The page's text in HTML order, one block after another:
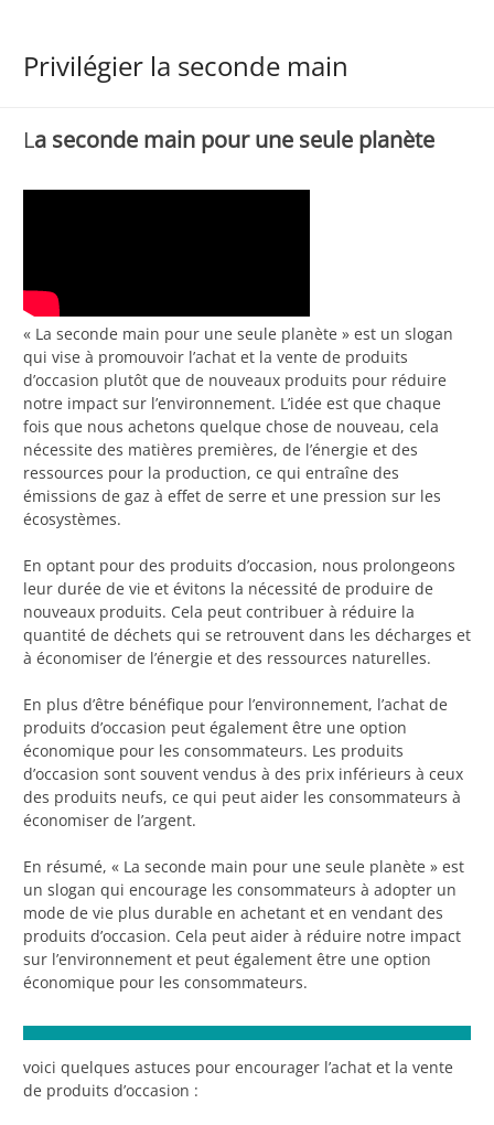
Privilégier la seconde main
La seconde main pour une seule planète
« La seconde main pour une seule planète » est un slogan
qui vise à promouvoir l’achat et la vente de produits
d’occasion plutôt que de nouveaux produits pour réduire
notre impact sur l’environnement. L’idée est que chaque
fois que nous achetons quelque chose de nouveau, cela
nécessite des matières premières, de l’énergie et des
ressources pour la production, ce qui entraîne des
émissions de gaz à effet de serre et une pression sur les
écosystèmes.
En optant pour des produits d’occasion, nous prolongeons
leur durée de vie et évitons la nécessité de produire de
nouveaux produits. Cela peut contribuer à réduire la
quantité de déchets qui se retrouvent dans les décharges et
à économiser de l’énergie et des ressources naturelles.
En plus d’être bénéfique pour l’environnement, l’achat de
produits d’occasion peut également être une option
économique pour les consommateurs. Les produits
d’occasion sont souvent vendus à des prix inférieurs à ceux
des produits neufs, ce qui peut aider les consommateurs à
économiser de l’argent.
En résumé, « La seconde main pour une seule planète » est
un slogan qui encourage les consommateurs à adopter un
mode de vie plus durable en achetant et en vendant des
produits d’occasion. Cela peut aider à réduire notre impact
sur l’environnement et peut également être une option
économique pour les consommateurs.
voici quelques astuces pour encourager l’achat et la vente
de produits d’occasion :